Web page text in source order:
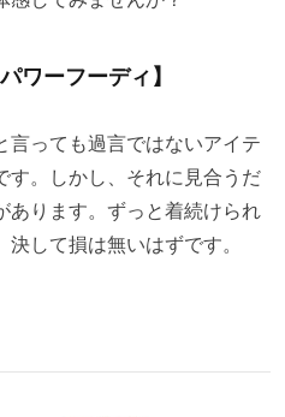
ワーフーディ】
言っても過言ではないアイテ
す。しかし、それに見合うだ
あります。ずっと着続けられ
して損は無いはずです。